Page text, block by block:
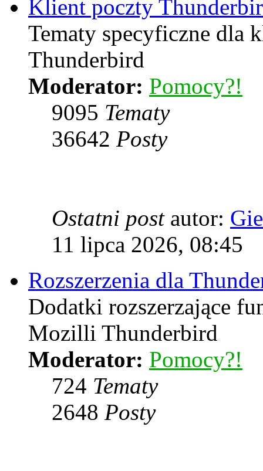
Klient poczty
Tematy specyficzne dla
Thunderbird
Moderator: Pomocy?!
9095 Tematy
36642 Posty
Ostatni postautor: Gie
11 lipca 2026, 08:45
Rozszerzenia dla
Dodatki rozszerzające
Mozilli Thunderbird
Moderator: Pomocy?!
724 Tematy
2648 Posty